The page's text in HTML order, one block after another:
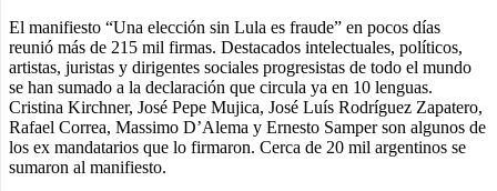
El manifiesto “Una elección sin Lula es fraude” en pocos días
reunió más de 215 mil firmas. Destacados intelectuales, políticos,
artistas, juristas y dirigentes sociales progresistas de todo el mundo
se han sumado a la declaración que circula ya en 10 lenguas.
Cristina Kirchner, José Pepe Mujica, José Luís Rodríguez Zapatero,
Rafael Correa, Massimo D’Alema y Ernesto Samper son algunos de
los ex mandatarios que lo firmaron. Cerca de 20 mil argentinos se
sumaron al manifiesto.